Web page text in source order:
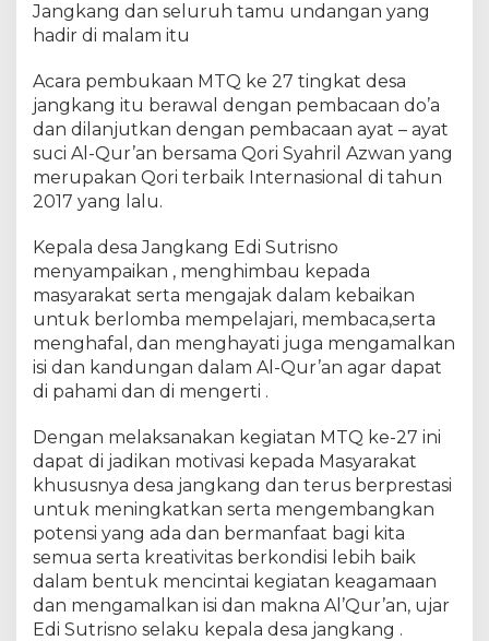
M
e
b
u
M
T
e
2
7
T
i
n
g
t
D
e
s
a
d
i
D
e
Jangkang dan seluruh tamu undangan yang
hadir di malam itu
Acara pembukaan MTQ ke 27 tingkat desa
jangkang itu berawal dengan pembacaan do’a
dan dilanjutkan dengan pembacaan ayat – ayat
suci Al-Qur’an bersama Qori Syahril Azwan yang
merupakan Qori terbaik Internasional di tahun
2017 yang lalu.
Kepala desa Jangkang Edi Sutrisno
menyampaikan , menghimbau kepada
masyarakat serta mengajak dalam kebaikan
untuk berlomba mempelajari, membaca,serta
menghafal, dan menghayati juga mengamalkan
isi dan kandungan dalam Al-Qur’an agar dapat
di pahami dan di mengerti .
Dengan melaksanakan kegiatan MTQ ke-27 ini
dapat di jadikan motivasi kepada Masyarakat
khususnya desa jangkang dan terus berprestasi
untuk meningkatkan serta mengembangkan
potensi yang ada dan bermanfaat bagi kita
semua serta kreativitas berkondisi lebih baik
dalam bentuk mencintai kegiatan keagamaan
dan mengamalkan isi dan makna Al’Qur’an, ujar
Edi Sutrisno selaku kepala desa jangkang .